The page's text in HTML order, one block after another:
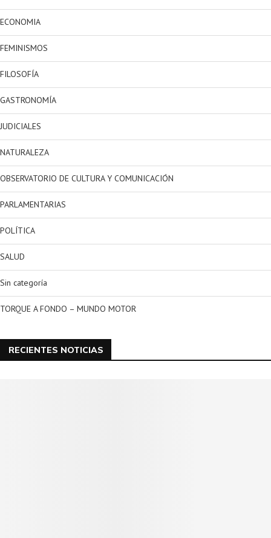
ECONOMIA
FEMINISMOS
FILOSOFÍA
GASTRONOMÍA
JUDICIALES
NATURALEZA
OBSERVATORIO DE CULTURA Y COMUNICACIÓN
PARLAMENTARIAS
POLÍTICA
SALUD
Sin categoría
TORQUE A FONDO – MUNDO MOTOR
RECIENTES NOTICIAS